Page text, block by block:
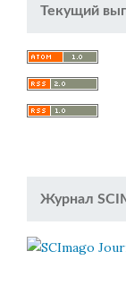
Текущий
Журнал